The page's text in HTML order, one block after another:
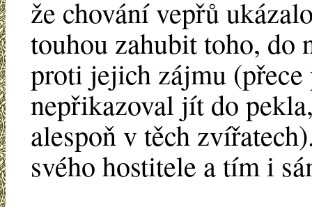
že chování vepřů
touhou zahubit toho, do
proti jejich zájmu
nepřikazoval jít do
alespoň v těch
svého hostitele a tím i